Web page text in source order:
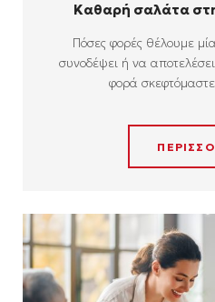
Καθαρή σαλάτα στη
Πόσες φορές θέλουμε
συνοδέψει ή να
φορά